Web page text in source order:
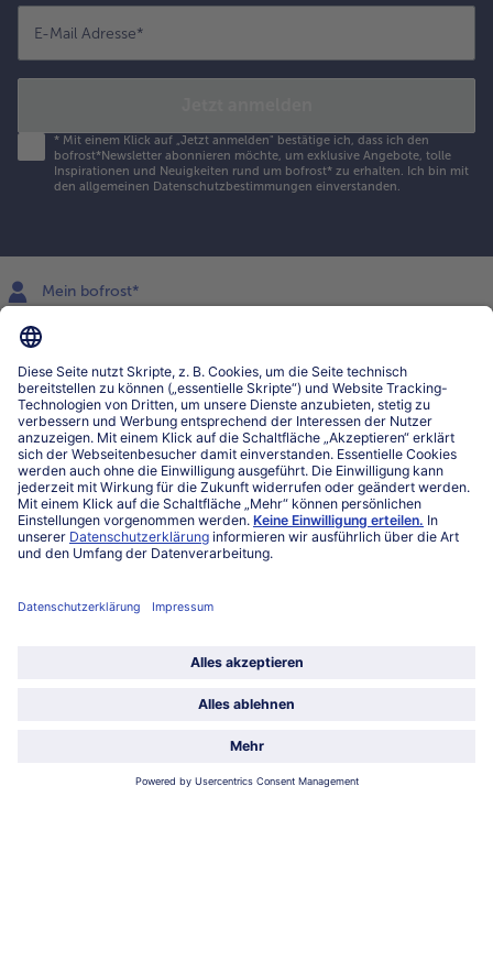
E-Mail Adresse*
* Mit einem Klick auf „Jetzt anmelden" bestätige ich, dass ich den
bofrost*Newsletter abonnieren möchte, um exklusive Angebote, tolle
Inspirationen und Neuigkeiten rund um bofrost* zu erhalten. Ich bin mit
den allgemeinen Datenschutzbestimmungen einverstanden.
Mein bofrost*
www.bofrost.lu
027863232
Mo-Fr. von 7 bis 20 Uhr
Service
Über bofrost*